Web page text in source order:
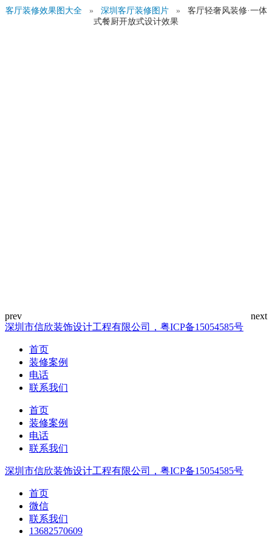
客厅装修效果图大全 » 深圳客厅装修图片 »
客厅轻奢风装修·一体
式餐厨开放式设计效果
深圳市信欣装饰设计工程有限公司，粤ICP备15054585号
首页
装修案例
电话
联系我们
首页
装修案例
电话
联系我们
深圳市信欣装饰设计工程有限公司，粤ICP备15054585号
首页
微信
联系我们
13682570609